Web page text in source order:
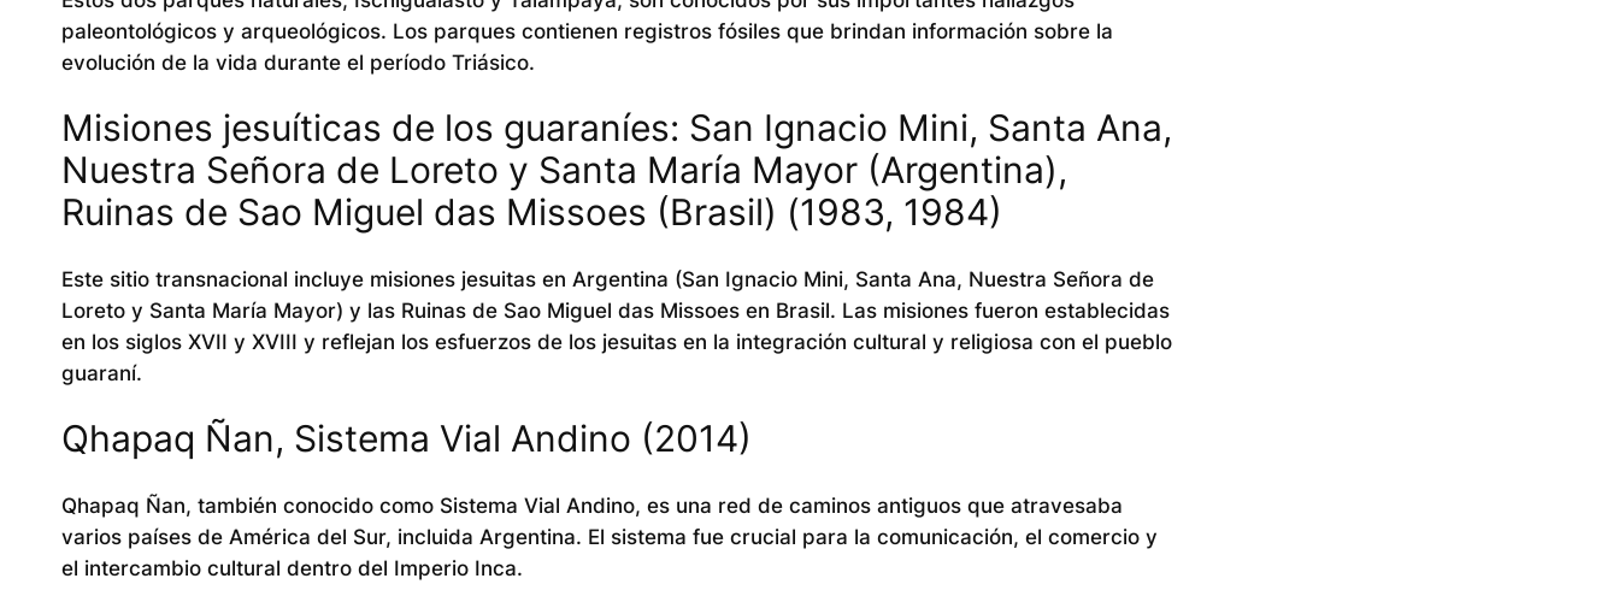
paleontológicos y arqueológicos. Los parques contienen registros fósiles que brindan información sobre la
evolución de la vida durante el período Triásico.
Misiones jesuíticas de los guaraníes: San Ignacio Mini, Santa Ana,
Nuestra Señora de Loreto y Santa María Mayor (Argentina),
Ruinas de Sao Miguel das Missoes (Brasil) (1983, 1984)
Este sitio transnacional incluye misiones jesuitas en Argentina (San Ignacio Mini, Santa Ana, Nuestra Señora de
Loreto y Santa María Mayor) y las Ruinas de Sao Miguel das Missoes en Brasil. Las misiones fueron establecidas
en los siglos XVII y XVIII y reflejan los esfuerzos de los jesuitas en la integración cultural y religiosa con el pueblo
guaraní.
Qhapaq Ñan, Sistema Vial Andino (2014)
Qhapaq Ñan, también conocido como Sistema Vial Andino, es una red de caminos antiguos que atravesaba
varios países de América del Sur, incluida Argentina. El sistema fue crucial para la comunicación, el comercio y
el intercambio cultural dentro del Imperio Inca.